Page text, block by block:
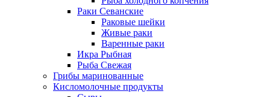
Раки Севанские
Раковые шейки
Живые раки
Варенные раки
Икра Рыбная
Рыба Свежая
Грибы маринованные
Кисломолочные продукты